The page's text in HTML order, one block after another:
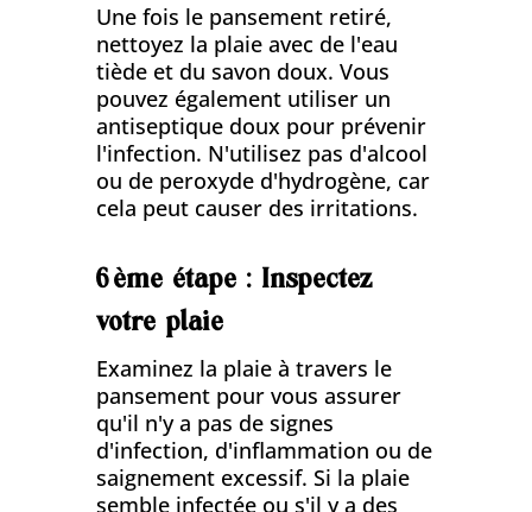
Une fois le pansement retiré,
nettoyez la plaie avec de l'eau
tiède et du savon doux. Vous
pouvez également utiliser un
antiseptique doux pour prévenir
l'infection. N'utilisez pas d'alcool
ou de peroxyde d'hydrogène, car
cela peut causer des irritations.
6ème étape : Inspectez
votre plaie
Examinez la plaie à travers le
pansement pour vous assurer
qu'il n'y a pas de signes
d'infection, d'inflammation ou de
saignement excessif. Si la plaie
semble infectée ou s'il y a des